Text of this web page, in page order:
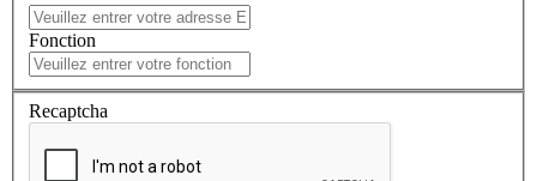
Fonction
Recaptcha